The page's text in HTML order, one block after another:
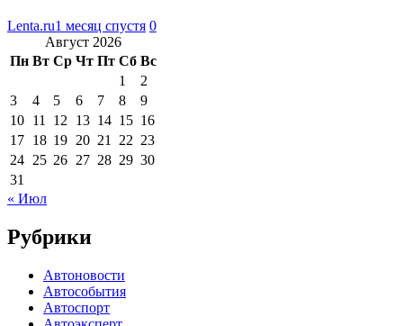
Lenta.ru1 месяц спустя 0
Август 2026
Пн Вт Ср Чт Пт Сб Вс
1
2
3
4 5 6 7 8
9
10 11 12 13 14 15 16
17 18 19 20 21 22 23
24 25 26 27 28 29 30
31
« Июл
Рубрики
Автоновости
Автособытия
Автоспорт